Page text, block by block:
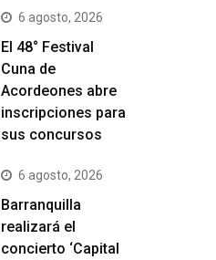
6 agosto, 2026
El 48° Festival
Cuna de
Acordeones abre
inscripciones para
sus concursos
6 agosto, 2026
Barranquilla
realizará el
concierto ‘Capital